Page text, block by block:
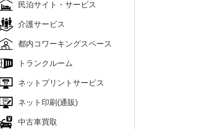
民泊サイト・サービス
介護サービス
都内コワーキングスペース
トランクルーム
ネットプリントサービス
ネット印刷(通販)
中古車買取